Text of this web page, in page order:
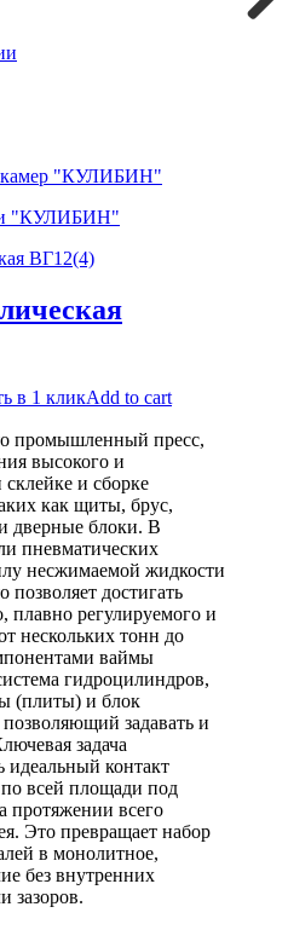
камер "КУЛИБИН"
"КУЛИБИН"
в 1 кликAdd to cart
промышленный пресс,
высокого и
и сборке
как щиты, брус,
дверные блоки. В
пневматических
несжимаемой жидкости
позволяет достигать
плавно регулируемого и
нескольких тонн до
ваймы
гидроцилиндров,
(плиты) и блок
задавать и
задача
идеальный контакт
всей площади под
протяжении всего
Это превращает набор
в монолитное,
без внутренних
зазоров.